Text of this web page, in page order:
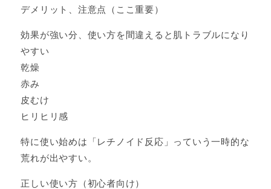
デメリット、注意点（ここ重要）
効果が強い分、使い方を間違えると肌トラブルになり
やすい
乾燥
赤み
皮むけ
ヒリヒリ感
特に使い始めは「レチノイド反応」っていう一時的な
荒れが出やすい。
正しい使い方（初心者向け）